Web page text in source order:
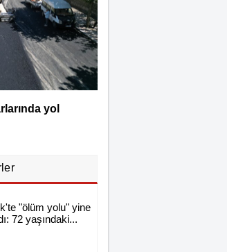
yol
"ölüm yolu" yine
72 yaşındaki...